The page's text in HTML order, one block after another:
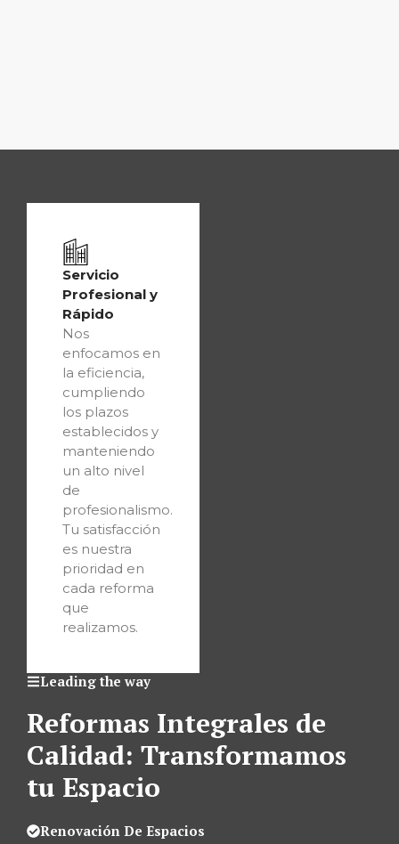
Leading the way
Reformas Integrales de
Calidad: Transformamos
tu Espacio
Renovación De Espacios
Servicio
Profesional y
Rápido
Nos
enfocamos en
la eficiencia,
cumpliendo
los plazos
establecidos y
manteniendo
un alto nivel
de
profesionalismo.
Tu satisfacción
es nuestra
prioridad en
cada reforma
que
realizamos.